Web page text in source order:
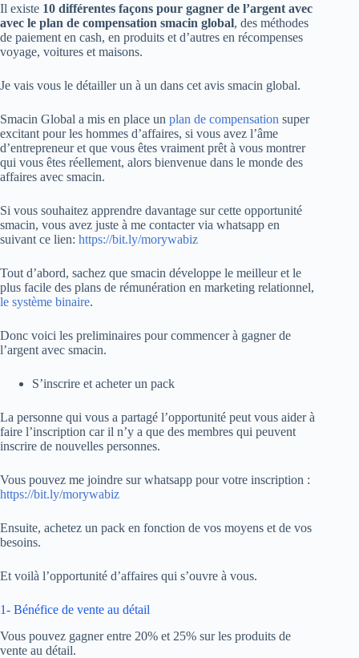
Il existe 10 différentes façons pour gagner de l’argent avec
avec le plan de compensation smacin global, des méthodes
de paiement en cash, en produits et d’autres en récompenses
voyage, voitures et maisons.
Je vais vous le détailler un à un dans cet avis smacin global.
Smacin Global a mis en place un plan de compensation super
excitant pour les hommes d’affaires, si vous avez l’âme
d’entrepreneur et que vous êtes vraiment prêt à vous montrer
qui vous êtes réellement, alors bienvenue dans le monde des
affaires avec smacin.
Si vous souhaitez apprendre davantage sur cette opportunité
smacin, vous avez juste à me contacter via whatsapp en
suivant ce lien: https://bit.ly/morywabiz
Tout d’abord, sachez que smacin développe le meilleur et le
plus facile des plans de rémunération en marketing relationnel,
le système binaire.
Donc voici les preliminaires pour commencer à gagner de
l’argent avec smacin.
S’inscrire et acheter un pack
La personne qui vous a partagé l’opportunité peut vous aider à
faire l’inscription car il n’y a que des membres qui peuvent
inscrire de nouvelles personnes.
Vous pouvez me joindre sur whatsapp pour votre inscription :
https://bit.ly/morywabiz
Ensuite, achetez un pack en fonction de vos moyens et de vos
besoins.
Et voilà l’opportunité d’affaires qui s’ouvre à vous.
1- Bénéfice de vente au détail
Vous pouvez gagner entre 20% et 25% sur les produits de
vente au détail.